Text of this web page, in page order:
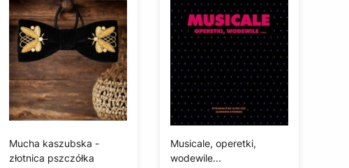
Mucha kaszubska -
złotnica pszczółka
Musicale, operetki,
wodewile...